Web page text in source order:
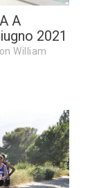
A
2021
William